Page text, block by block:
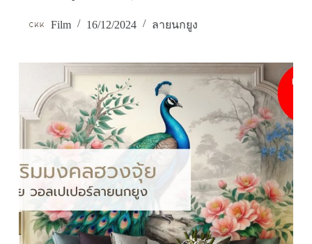
Film 16/12/2024 ลายนกยูง